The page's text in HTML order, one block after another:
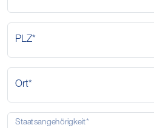
PLZ*
Ort*
Staatsangehörigkeit*